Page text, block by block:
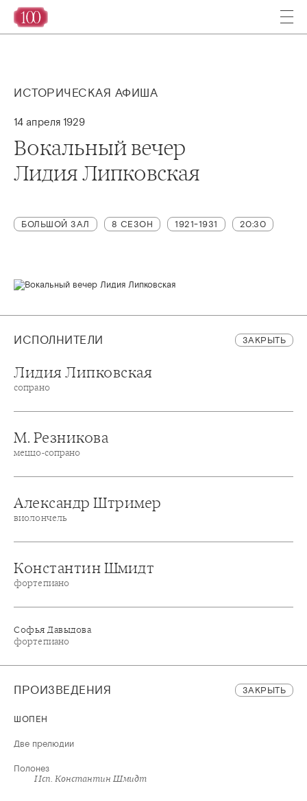
ИСТОРИЧЕСКАЯ АФИША
14 апреля 1929
Вокальный вечер
Лидия Липковская
БОЛЬШОЙ ЗАЛ 8 СЕЗОН 1921-1931 20:30
ИСПОЛНИТЕЛИ ЗАКРЫТЬ
Лидия Липковская
сопрано
М. Резникова
меццо-сопрано
Александр Штример
виолончель
Константин Шмидт
фортепиано
Софья Давыдова
фортепиано
ПРОИЗВЕДЕНИЯ ЗАКРЫТЬ
ШОПЕН
Две прелюдии
Полонез
Исп. Константин Шмидт